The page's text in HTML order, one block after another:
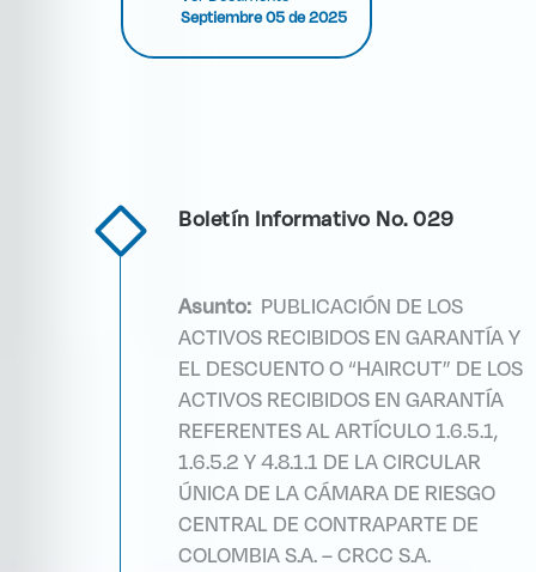
Septiembre 05 de 2025
Boletín Informativo No. 029
Asunto: PUBLICACIÓN DE LOS
ACTIVOS RECIBIDOS EN GARANTÍA Y
EL DESCUENTO O “HAIRCUT” DE LOS
ACTIVOS RECIBIDOS EN GARANTÍA
REFERENTES AL ARTÍCULO 1.6.5.1,
1.6.5.2 Y 4.8.1.1 DE LA CIRCULAR
ÚNICA DE LA CÁMARA DE RIESGO
CENTRAL DE CONTRAPARTE DE
COLOMBIA S.A. – CRCC S.A.